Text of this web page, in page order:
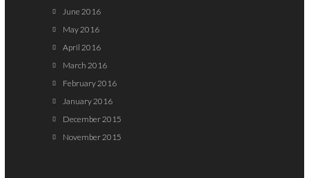
June 2016
May 2016
April 2016
March 2016
February 2016
January 2016
December 2015
November 2015